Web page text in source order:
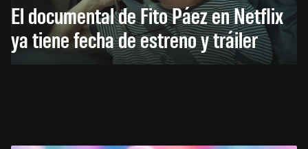
El documental de Fito Páez en Netflix
ya tiene fecha de estreno y tráiler